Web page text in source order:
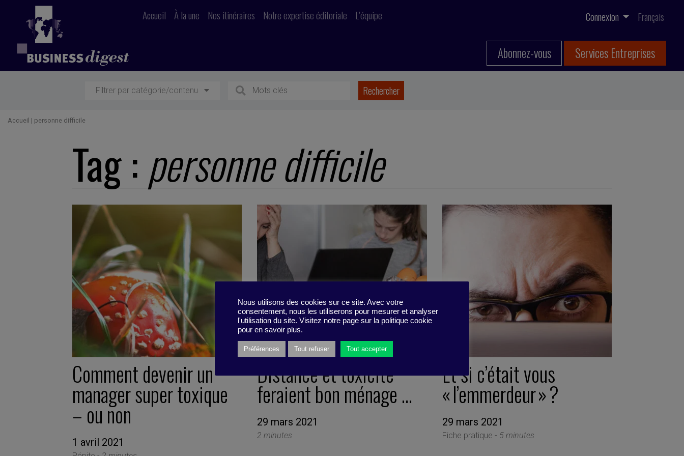
Accueil À la une Nos itinéraires Notre expertise éditoriale L’équipe Connexion Français
Abonnez-vous Services Entreprises
Filtrer par catégorie/contenu
Accueil | personne difficile
Tag : personne difficile
Comment devenir un
manager super toxique
– ou non
1 avril 2021
Distance et toxicité
feraient bon ménage …
29 mars 2021
2 minutes
Et si c’était vous
« l’emmerdeur » ?
29 mars 2021
Fiche pratique - 5 minutes
Nous utilisons des cookies sur ce site. Avec votre
consentement, nous les utiliserons pour mesurer et analyser
l'utilisation du site. Visitez notre page sur la politique cookie
pour en savoir plus.
Préférences Tout refuser Tout accepter